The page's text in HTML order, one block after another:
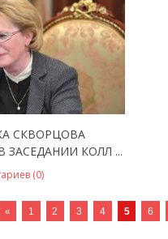
СКВОРЦОВА
ЗАСЕДАНИИ КОЛЛ ...
(0)
« 1 2 3 4 5 6